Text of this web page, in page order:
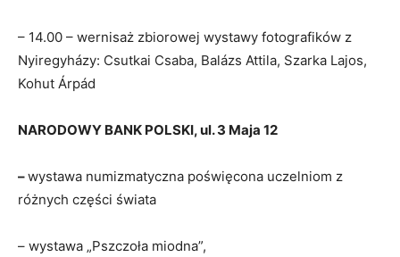
– 14.00 – wernisaż zbiorowej wystawy fotografików z
Nyiregyházy: Csutkai Csaba, Balázs Attila, Szarka Lajos,
Kohut Árpád
NARODOWY BANK POLSKI, ul. 3 Maja 12
–wystawa numizmatyczna poświęcona uczelniom z
różnych części świata
– wystawa „Pszczoła miodna”,